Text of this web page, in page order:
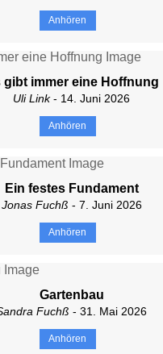
Anhören
gibt immer eine Hoffnung
Uli Link- 14. Juni 2026
Anhören
Ein festes Fundament
Jonas Fuchß - 7. Juni 2026
Anhören
Gartenbau
Fuchß - 31. Mai 2026
Anhören